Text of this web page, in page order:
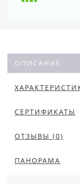
ОПИСАНИЕ
СЕРТИФИКАТЫ
ОТЗЫВЫ (0)
ПАНОРАМА